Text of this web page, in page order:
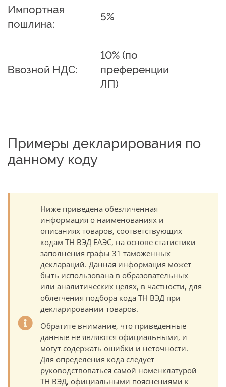
Импортная
пошлина:
5%
Ввозной НДС:
10% (по
преференции
ЛП)
Примеры декларирования по
данному коду
Ниже приведена обезличенная
информация о наименованиях и
описаниях товаров, соответствующих
кодам ТН ВЭД ЕАЭС, на основе статистики
заполнения графы 31 таможенных
деклараций. Данная информация может
быть использована в образовательных
или аналитических целях, в частности, для
облегчения подбора кода ТН ВЭД при
декларировании товаров.
Обратите внимание, что приведенные
данные не являются официальными, и
могут содержать ошибки и неточности.
Для определения кода следует
руководствоваться самой номенклатурой
ТН ВЭД, официальными пояснениями к